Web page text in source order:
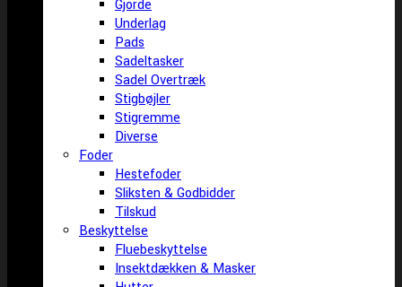
Gjorde
Underlag
Pads
Sadeltasker
Sadel Overtræk
Stigbøjler
Stigremme
Diverse
Foder
Hestefoder
Sliksten & Godbidder
Tilskud
Beskyttelse
Fluebeskyttelse
Insektdækken & Masker